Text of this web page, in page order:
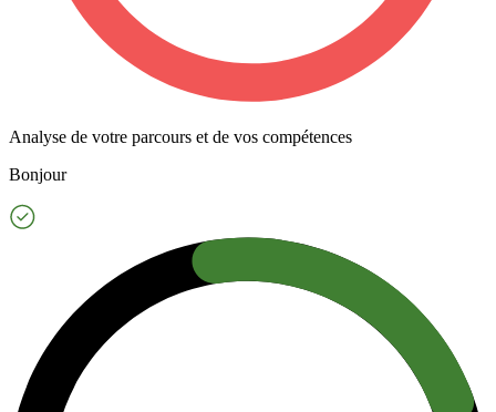
Analyse de votre parcours et de vos compétences
Bonjour